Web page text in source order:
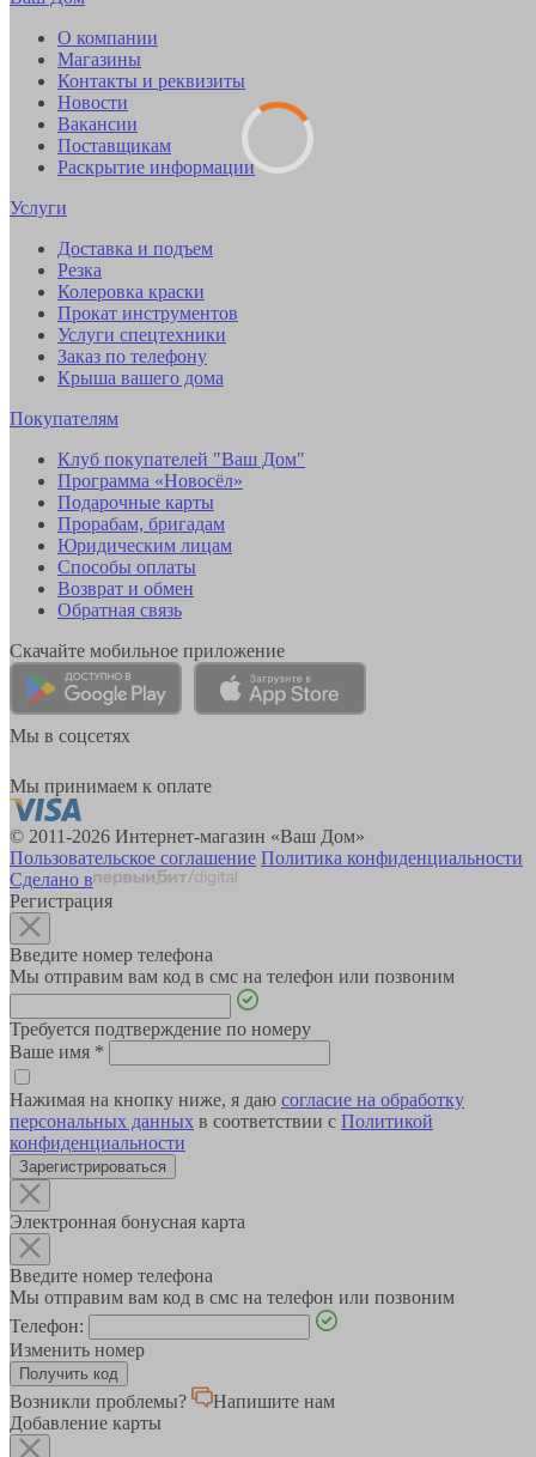
О компании
Магазины
Контакты и реквизиты
Новости
Вакансии
Поставщикам
Раскрытие информации
Услуги
Доставка и подъем
Резка
Колеровка краски
Прокат инструментов
Услуги спецтехники
Заказ по телефону
Крыша вашего дома
Покупателям
Клуб покупателей "Ваш Дом"
Программа «Новосёл»
Подарочные карты
Прорабам, бригадам
Юридическим лицам
Способы оплаты
Возврат и обмен
Обратная связь
Скачайте мобильное приложение
Мы в соцсетях
Мы принимаем к оплате
© 2011-2026 Интернет-магазин «Ваш Дом»
Пользовательское соглашение Политика конфиденциальности
Сделано в
Регистрация
Введите номер телефона
Мы отправим вам код в смс на телефон или позвоним
Требуется подтверждение по номеру
Ваше имя *
Нажимая на кнопку ниже, я даю согласие на обработку
персональных данных в соответствии с Политикой
конфиденциальности
Зарегистрироваться
Электронная бонусная карта
Введите номер телефона
Мы отправим вам код в смс на телефон или позвоним
Телефон:
Изменить номер
Возникли проблемы?
Напишите нам
Добавление карты